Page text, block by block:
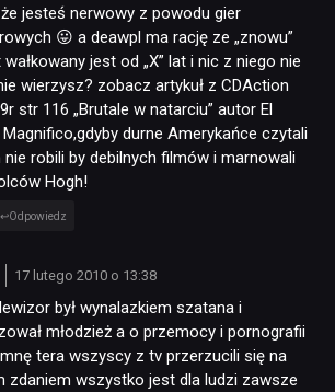
jesteś nerwowy z powodu gier
😛 a deawpl ma rację ze „znowu”
jest od „X” lat i nic z niego nie
wierzysz? zobacz artykuł z CDAction
str 116 „Brutale w natarciu” autor El
Magnifico,gdyby durne Amerykańce czytali
nie robili by debilnych filmów i marnowali
Hogh!
Odpowiedz
17 lutego 2010 o 13:38
był wynalazkiem szatana i
młodzież a o przemocy i pornografii
tera wszyscy z tv przerzucili się na
zdaniem wszystko jest dla ludzi zawsze